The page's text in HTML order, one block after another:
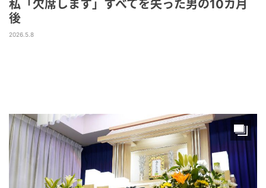
私「欠席します」すべてを失った男の10カ月
後
2026.5.8